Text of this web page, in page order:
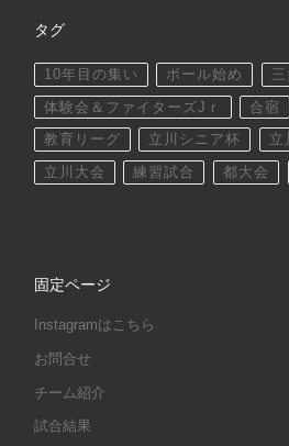
タグ
10年目の集い ボール始め
体験会＆ファイターズJｒ 合宿
教育リーグ 立川シニア杯 立
立川大会 練習試合 都大会
固定ページ
Instagramはこちら
お問合せ
チーム紹介
試合結果